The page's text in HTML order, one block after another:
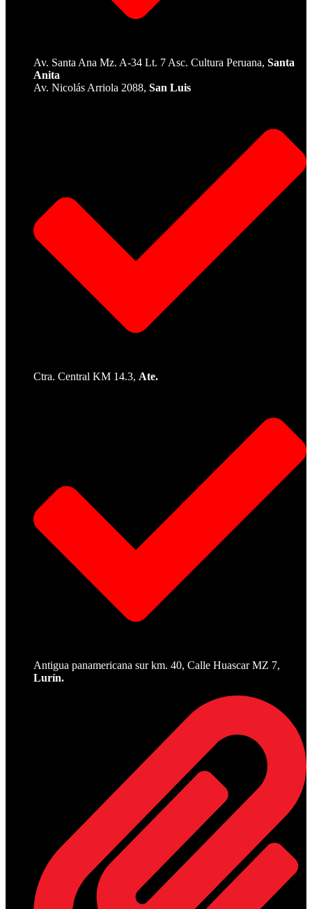
Av. Santa Ana Mz. A-34 Lt. 7 Asc. Cultura Peruana, Santa
Anita
Av. Nicolás Arriola 2088, San Luis
Ctra. Central KM 14.3, Ate.
Antigua panamericana sur km. 40, Calle Huascar MZ 7,
Lurín.